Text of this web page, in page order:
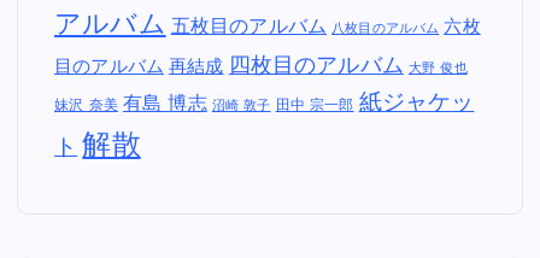
アルバム 五枚目のアルバム 八枚目のアルバム 六枚
目のアルバム 再結成 四枚目のアルバム 大野 俊也
妹沢 奈美 有島 博志 沼崎 敦子 田中 宗一郎 紙ジャケッ
ト 解散